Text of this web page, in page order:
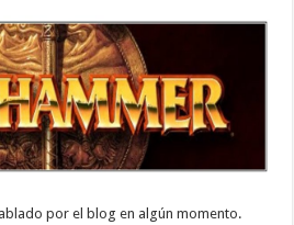
por el blog en algún momento.